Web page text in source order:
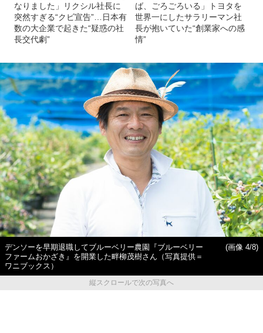
なりました」リクシル社長に
突然すぎる“クビ宣告”…日本有
数の大企業で起きた“疑惑の社
長交代劇”
ば、ごろごろいる」トヨタを
世界一にしたサラリーマン社
長が抱いていた“創業家への感
情”
デンソーを早期退職してブルーベリー農園『ブルーベリー
ファームおかざき』を開業した畔柳茂樹さん（写真提供＝
ワニブックス）
(画像 4/8)
縦スクロールで次の写真へ